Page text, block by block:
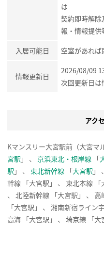
は
契約即時解
報・情報提
入居可能日 空室があれ
情報更新日
2026/08/09
次回更新日は
アク
Kマンスリー大宮駅前（大宮マ
宮駅 」 、 京浜東北・根岸線 「
駅 」 、 東北新幹線 「大宮駅 」 、
幹線 「大宮駅」 、 東北本線 「
、 北陸新幹線 「大宮駅」 、
「大宮駅」 、 湘南新宿ライン
高海 「大宮駅」 、 埼京線 「大